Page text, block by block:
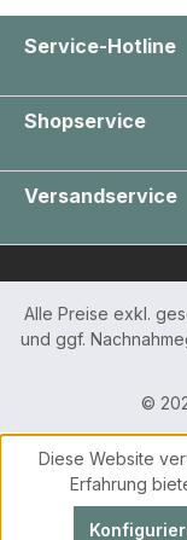
Service-Hotline
Shopservice
Versandservice
Alle Preise exkl.
und ggf.
©
Diese Website
Erfahrung